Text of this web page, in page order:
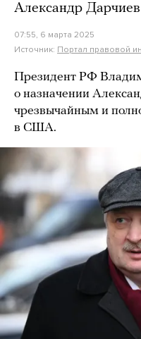
Александр Дарчиев
07:55, 6 марта 2025
Источник: Портал правовой
Президент РФ
о назначении
чрезвычайным и
в США.